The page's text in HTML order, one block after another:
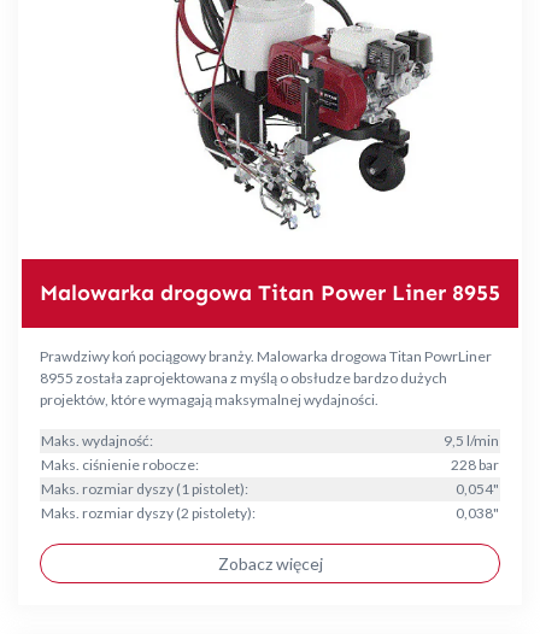
Malowarka drogowa Titan Power Liner 8955
Prawdziwy koń pociągowy branży. Malowarka drogowa Titan PowrLiner
8955 została zaprojektowana z myślą o obsłudze bardzo dużych
projektów, które wymagają maksymalnej wydajności.
Maks. wydajność:
9,5 l/min
Maks. ciśnienie robocze:
228 bar
Maks. rozmiar dyszy (1 pistolet):
0,054"
Maks. rozmiar dyszy (2 pistolety):
0,038"
Zobacz więcej